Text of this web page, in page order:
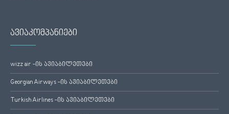
ავიაკომპანიები
wizz air -ის ავიაბილეთები
Georgian Airways -ის ავიაბილეთები
Turkish Airlines -ის ავიაბილეთები